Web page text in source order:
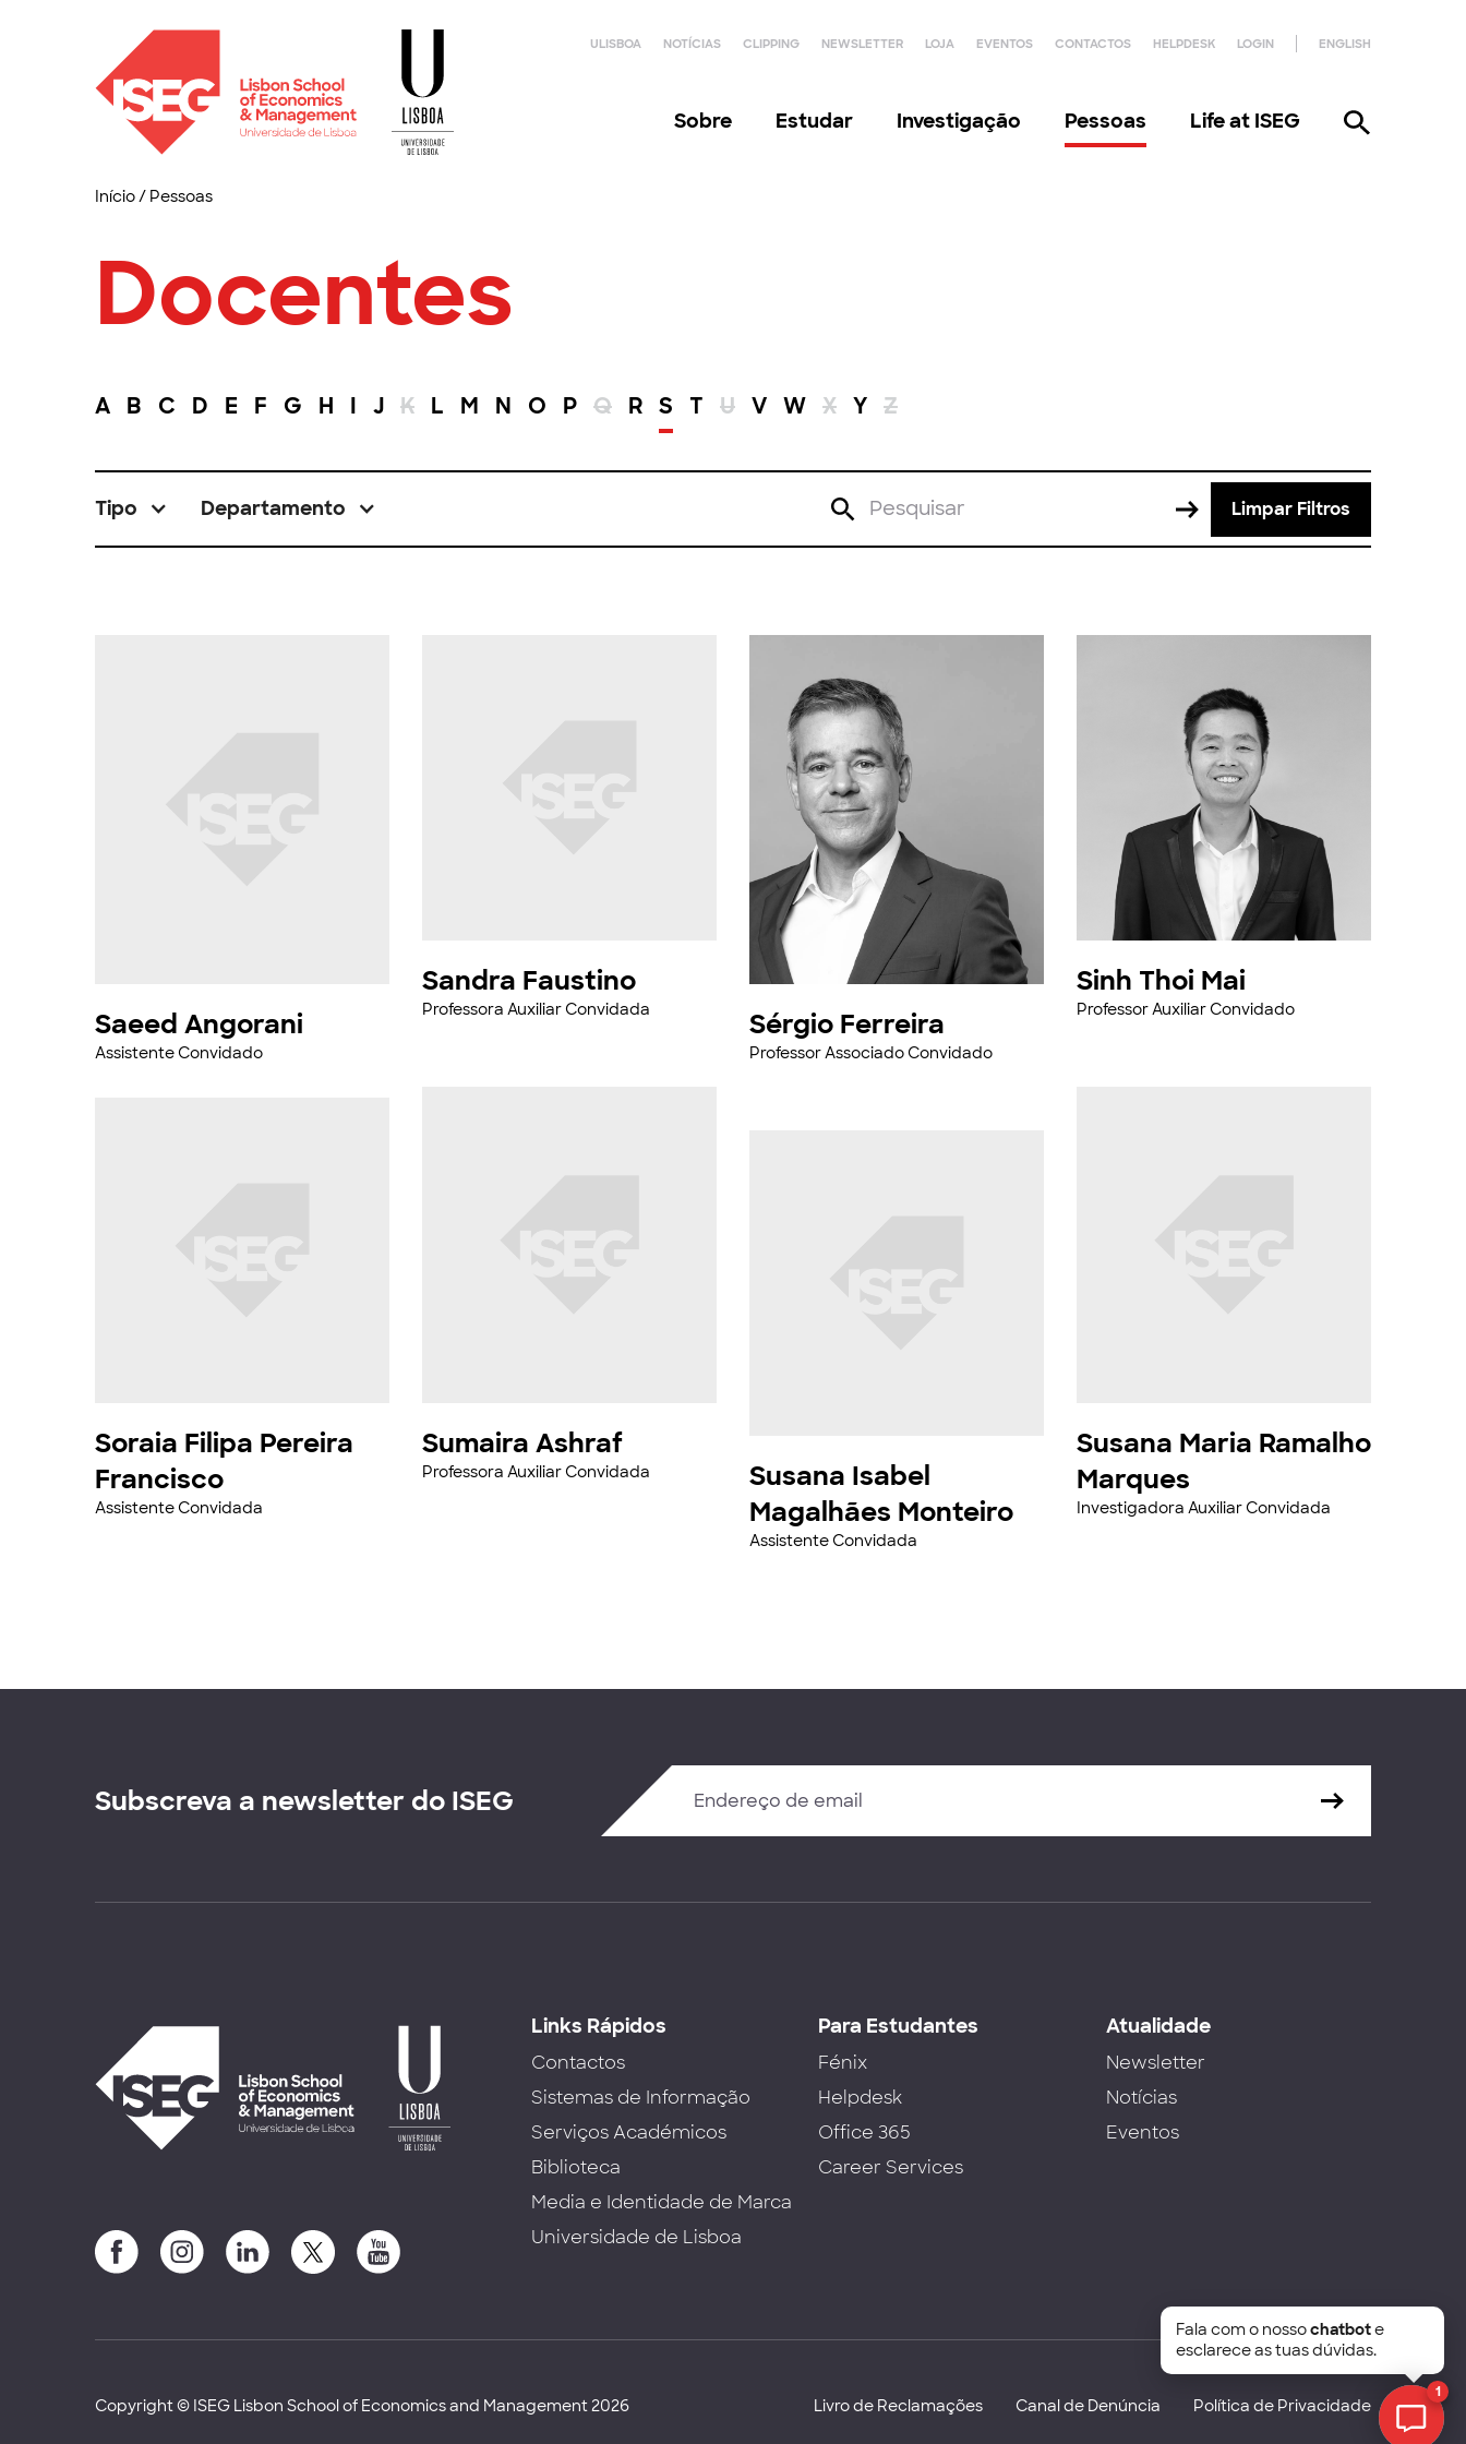
ULISBOA NOTÍCIAS CLIPPING NEWSLETTER LOJA EVENTOS CONTACTOS HELPDESK LOGIN ENGLISH
Sobre Estudar Investigação Pessoas Life at ISEG
Início/ Pessoas
Docentes
A B C D E F G H I J K L M N O P Q R S T U V W X Y Z
Tipo Departamento Limpar Filtros
Saeed Angorani
Assistente Convidado
Soraia Filipa Pereira
Francisco
Assistente Convidada
Sandra Faustino
Professora Auxiliar Convidada
Sumaira Ashraf
Professora Auxiliar Convidada
Sérgio Ferreira
Professor Associado Convidado
Susana Isabel
Magalhães Monteiro
Assistente Convidada
Sinh Thoi Mai
Professor Auxiliar Convidado
Susana Maria Ramalho
Marques
Investigadora Auxiliar Convidada
Subscreva a newsletter do ISEG
Links Rápidos
Contactos
Sistemas de Informação
Serviços Académicos
Biblioteca
Media e Identidade de Marca
Universidade de Lisboa
Para Estudantes
Fénix
Helpdesk
Office 365
Career Services
Atualidade
Newsletter
Notícias
Eventos
Copyright © ISEG Lisbon School of Economics and Management 2026 Livro de Reclamações Canal de Denúncia Política de Privacidade
1
Fala com o nossochatbote
esclarece as tuas dúvidas.